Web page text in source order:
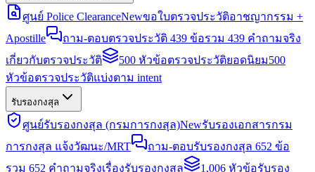
ศูนย์ Police ClearanceNewขอใบตรวจประวัติอาชญากรรม +
Apostille
ถาม-ตอบตรวจประวัติ 439 ข้อรวม 439 คำถามจริง
เกี่ยวกับตรวจประวัติ
500 หัวข้อตรวจประวัติยอดนิยม500
หัวข้อตรวจประวัติแบ่งตาม intent
รับรองกงสุล
ศูนย์รับรองกงสุล (กรมการกงสุล)Newรับรองเอกสารกรม
การกงสุล แจ้งวัฒนะ/MRT
ถาม-ตอบรับรองกงสุล 652 ข้อ
รวม 652 คำถามจริงเรื่องรับรองกงสุล
1,006 หัวข้อรับรอง